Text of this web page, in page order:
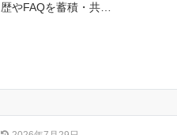
歴やFAQを蓄積・共…